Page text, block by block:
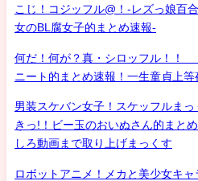
こじ！コジッフル@！-レズっ娘百
女のBL腐女子的まとめ速報-
何だ！何が？真・シロッフル！
ニート的まとめ速報！一生童貞上等
男装スケバン女子！スケッフルま
きっ!！ビー玉のおいぬさん的まと
しろ動画まで取り上げまっくす
ロボットアニメ！メカと美少女キ